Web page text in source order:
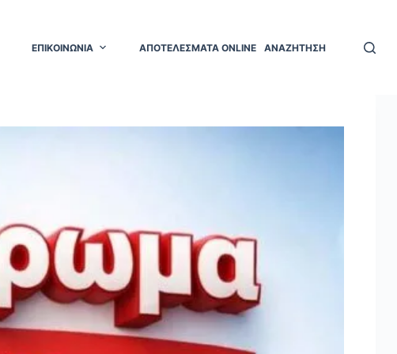
ΕΠΙΚΟΙΝΩΝΙΑ ΑΠΟΤΕΛΕΣΜΑΤΑ ONLINE ΑΝΑΖΗΤΗΣΗ